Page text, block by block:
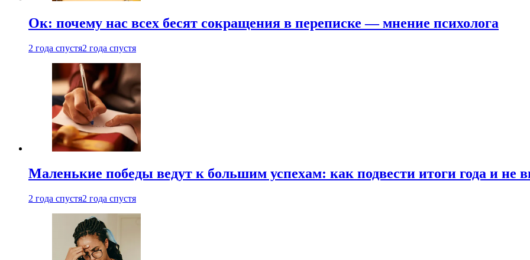
Ок: почему нас всех бесят сокращения в переписке — мнение психолога
2 года спустя2 года спустя
Маленькие победы ведут к большим успехам: как подвести итоги года и не
2 года спустя2 года спустя